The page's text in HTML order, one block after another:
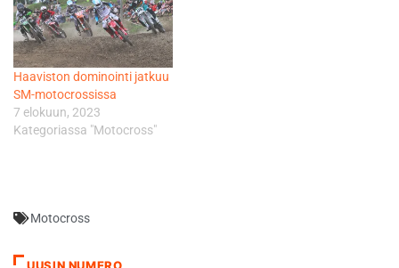
Haaviston dominointi jatkuu
SM-motocrossissa
7 elokuun, 2023
Kategoriassa "Motocross"
Motocross